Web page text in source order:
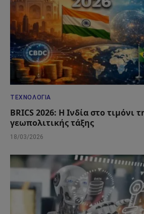
ΤΕΧΝΟΛΟΓΊΑ
BRICS 2026: Η Ινδία στο τιμόνι
γεωπολιτικής τάξης
18/03/2026